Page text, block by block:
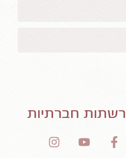
רשתות חברתיות